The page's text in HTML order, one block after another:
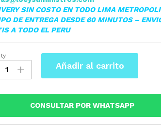
SIN COSTO EN TODO LIMA
DE ENTREGA DESDE 60 MINUTOS –
A TODO EL PERU
Añadir al carrito
CONSULTAR POR WHATSAPP